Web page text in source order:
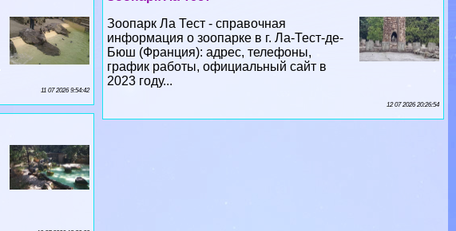
Зоопарк Ла Тест - справочная
информация о зоопарке в г. Ла-Тест-де-
Бюш (Франция): адрес, телефоны,
график работы, официальный сайт в
2023 году...
12 07 2026 20:26:54
11 07 2026 9:54:42